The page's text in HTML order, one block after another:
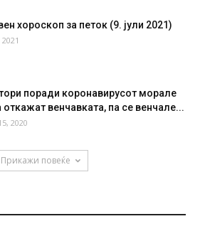
хороскоп за петок (9. јули 2021)
поради коронавирусот морале
откажат венчавката, па се венчале...
2020
Прикажи повеќе